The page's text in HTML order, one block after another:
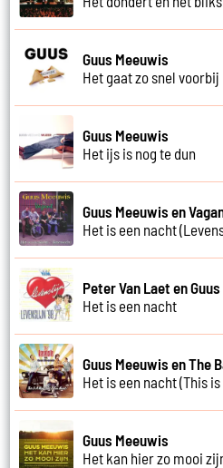
Guus Meeuwis
Het gaat zo snel voorbij
Guus Meeuwis
Het ijs is nog te dun
Guus Meeuwis en
Het is een nacht
Peter Van Laet en
Het is een nacht
Guus Meeuwis en The
Het is een nacht (This
Guus Meeuwis
Het kan hier zo mooi